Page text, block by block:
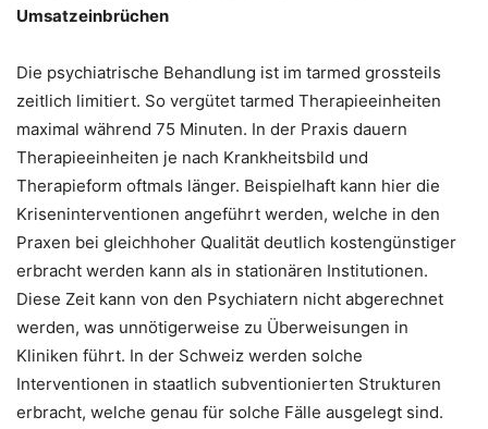
Umsatzeinbrüchen
Die psychiatrische Behandlung ist im tarmed grossteils
zeitlich limitiert. So vergütet tarmed Therapieeinheiten
maximal während 75 Minuten. In der Praxis dauern
Therapieeinheiten je nach Krankheitsbild und
Therapieform oftmals länger. Beispielhaft kann hier die
Kriseninterventionen angeführt werden, welche in den
Praxen bei gleichhoher Qualität deutlich kostengünstiger
erbracht werden kann als in stationären Institutionen.
Diese Zeit kann von den Psychiatern nicht abgerechnet
werden, was unnötigerweise zu Überweisungen in
Kliniken führt. In der Schweiz werden solche
Interventionen in staatlich subventionierten Strukturen
erbracht, welche genau für solche Fälle ausgelegt sind.